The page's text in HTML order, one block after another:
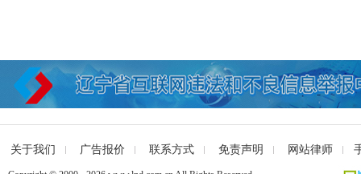
关于我们 广告报价 联系方式 免责声明 网站律师